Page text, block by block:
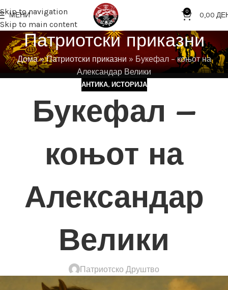
Skip to navigation
Skip to main content
МЕНИ 0 0,00
Патриотски приказни
Дома»Патриотски приказни » Букефал – коњот на
Александар Велики
АНТИКА, ИСТОРИЈА
Букефал –
коњот на
Александар
Велики
Патриотско Друштво